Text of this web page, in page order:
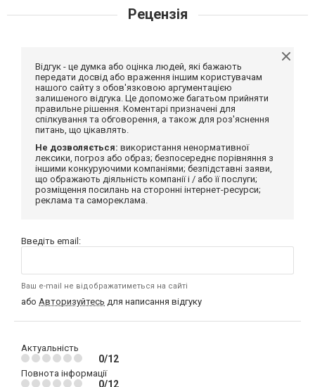
Рецензія
Відгук - це думка або оцінка людей, які бажають
передати досвід або враження іншим користувачам
нашого сайту з обов'язковою аргументацією
залишеного відгука. Це допоможе багатьом прийняти
правильне рішення. Коментарі призначені для
спілкування та обговорення, а також для роз'яснення
питань, що цікавлять.
Не дозволяється: використання ненормативної
лексики, погроз або образ; безпосереднє порівняння з
іншими конкуруючими компаніями; безпідставні заяви,
що ображають діяльність компанії і / або її послуги;
розміщення посилань на сторонні інтернет-ресурси;
реклама та самореклама.
Введіть email:
Ваш e-mail не відображатиметься на сайті
або Авторизуйтесь для написання відгуку
Актуальність
0/12
Повнота інформації
0/12